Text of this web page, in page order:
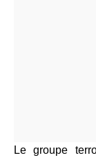
Le groupe